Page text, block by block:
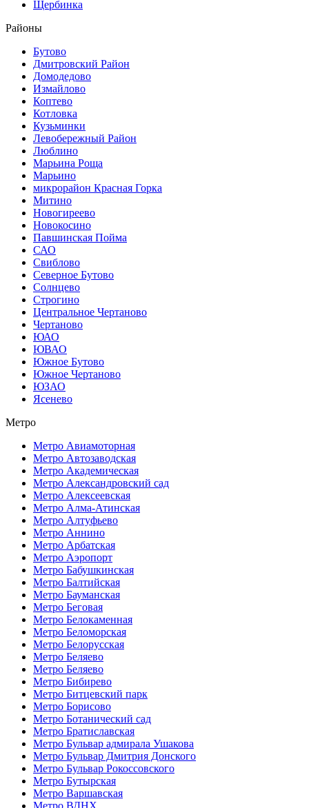
Щербинка
Районы
Бутово
Дмитровский Район
Домодедово
Измайлово
Коптево
Котловка
Кузьминки
Левобережный Район
Люблино
Марьина Роща
Марьино
микрорайон Красная Горка
Митино
Новогиреево
Новокосино
Павшинская Пойма
САО
Свиблово
Северное Бутово
Солнцево
Строгино
Центральное Чертаново
Чертаново
ЮАО
ЮВАО
Южное Бутово
Южное Чертаново
ЮЗАО
Ясенево
Метро
Метро Авиамоторная
Метро Автозаводская
Метро Академическая
Метро Александровский сад
Метро Алексеевская
Метро Алма-Атинская
Метро Алтуфьево
Метро Аннино
Метро Арбатская
Метро Аэропорт
Метро Бабушкинская
Метро Балтийская
Метро Бауманская
Метро Беговая
Метро Белокаменная
Метро Беломорская
Метро Белорусская
Метро Беляево
Метро Беляево
Метро Бибирево
Метро Битцевский парк
Метро Борисово
Метро Ботанический сад
Метро Братиславская
Метро Бульвар адмирала Ушакова
Метро Бульвар Дмитрия Донского
Метро Бульвар Рокоссовского
Метро Бутырская
Метро Варшавская
Метро ВДНХ